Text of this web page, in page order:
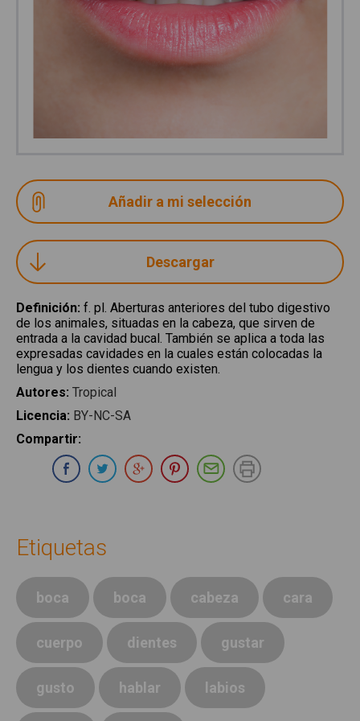
Descargar
Definición: f. pl. Aberturas anteriores del tubo digestivo
de los animales, situadas en la cabeza, que sirven de
entrada a la cavidad bucal. También se aplica a toda las
expresadas cavidades en la cuales están colocadas la
lengua y los dientes cuando existen.
Autores: Tropical
Licencia: BY-NC-SA
Compartir:
Compartir en Whatsapp
Compartir en Facebook
Compartir en Twitter
Compartir en Google Plus
Compartir en Pinterest
Compartir por E-
Etiquetas
boca boca cabeza cara
cuerpo dientes gustar
gusto hablar labios